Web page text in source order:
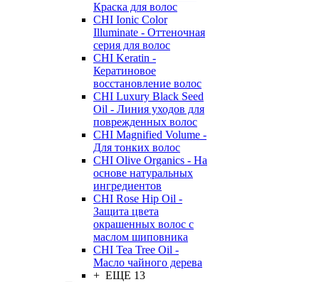
Краска для волос
CHI Ionic Color
Illuminate - Оттеночная
серия для волос
CHI Keratin -
Кератиновое
восстановление волос
CHI Luxury Black Seed
Oil - Линия уходов для
поврежденных волос
CHI Magnified Volume -
Для тонких волос
CHI Olive Organics - На
основе натуральных
ингредиентов
CHI Rose Hip Oil -
Защита цвета
окрашенных волос с
маслом шиповника
CHI Tea Tree Oil -
Масло чайного дерева
+ ЕЩЕ 13